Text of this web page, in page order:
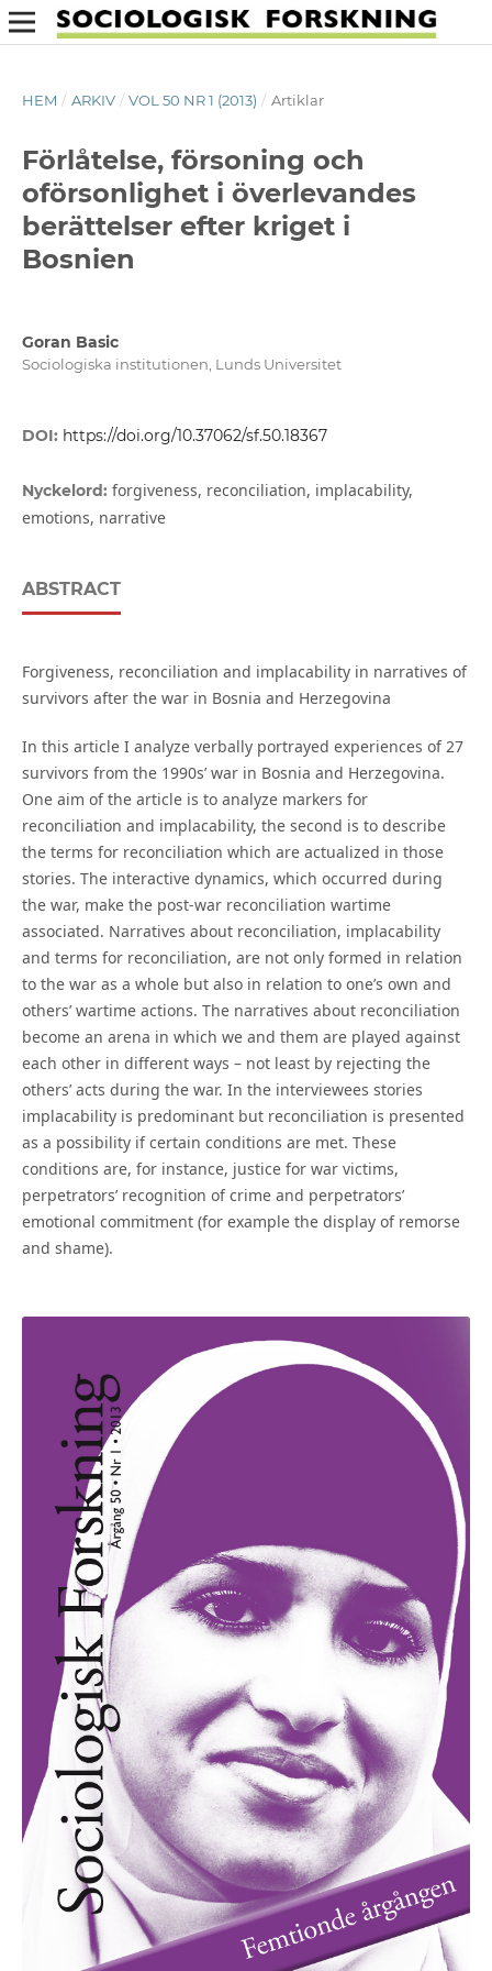
HEM / ARKIV / VOL 50 NR 1 (2013) / Artiklar
Förlåtelse, försoning och
oförsonlighet i överlevandes
berättelser efter kriget i
Bosnien
Goran Basic
Sociologiska institutionen, Lunds Universitet
DOI: https://doi.org/10.37062/sf.50.18367
Nyckelord: forgiveness, reconciliation, implacability,
emotions, narrative
ABSTRACT
Forgiveness, reconciliation and implacability in narratives of
survivors after the war in Bosnia and Herzegovina
In this article I analyze verbally portrayed experiences of 27
survivors from the 1990s’ war in Bosnia and Herzegovina.
One aim of the article is to analyze markers for
reconciliation and implacability, the second is to describe
the terms for reconciliation which are actualized in those
stories. The interactive dynamics, which occurred during
the war, make the post-war reconciliation wartime
associated. Narratives about reconciliation, implacability
and terms for reconciliation, are not only formed in relation
to the war as a whole but also in relation to one’s own and
others’ wartime actions. The narratives about reconciliation
become an arena in which we and them are played against
each other in different ways – not least by rejecting the
others’ acts during the war. In the interviewees stories
implacability is predominant but reconciliation is presented
as a possibility if certain conditions are met. These
conditions are, for instance, justice for war victims,
perpetrators’ recognition of crime and perpetrators’
emotional commitment (for example the display of remorse
and shame).